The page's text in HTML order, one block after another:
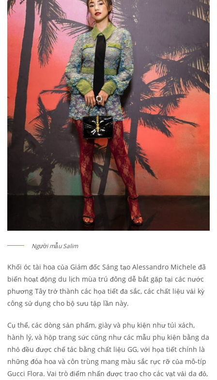
Người mẫu Salim
Khối óc tài hoa của Giám đốc Sáng tạo Alessandro Michele đã
biến hoạt động du lịch mùa trú đông dễ bắt gặp tại các nước
phương Tây trở thành các họa tiết đa sắc, các chất liệu vải kỳ
công sử dụng cho bộ sưu tập lần này.
Cụ thể, các dòng sản phẩm, giày và phụ kiện như túi xách,
hành lý, và hộp trang sức cũng như các mẫu phụ kiện bằng da
nhỏ đều được chế tác bằng chất liệu GG, với họa tiết chính là
những đóa hoa và côn trùng mang màu sắc rực rỡ của mô-típ
Gucci Flora. Vai trò điểm nhấn được trao cho các vạt vải da đỏ,